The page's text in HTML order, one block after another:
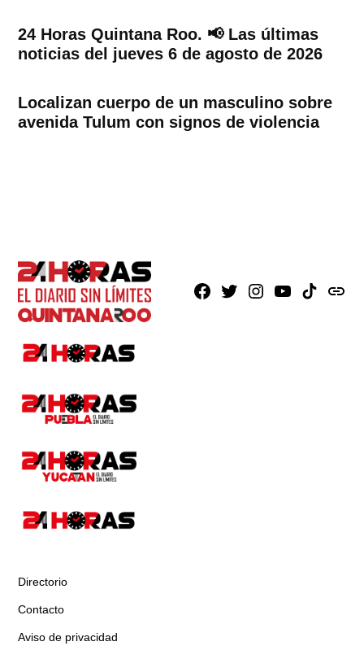
24 Horas Quintana Roo. 📢 Las últimas
noticias del jueves 6 de agosto de 2026
Localizan cuerpo de un masculino sobre
avenida Tulum con signos de violencia
Facebook
X Instagram
YoutubeTikTokissuu
Directorio
Contacto
Aviso de privacidad